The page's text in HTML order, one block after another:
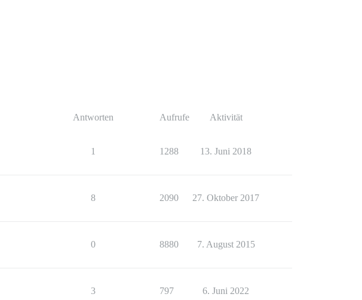
Antworten Aufrufe Aktivität
1 1288 13. Juni 2018
8 2090 27. Oktober 2017
0 8880 7. August 2015
3 797 6. Juni 2022